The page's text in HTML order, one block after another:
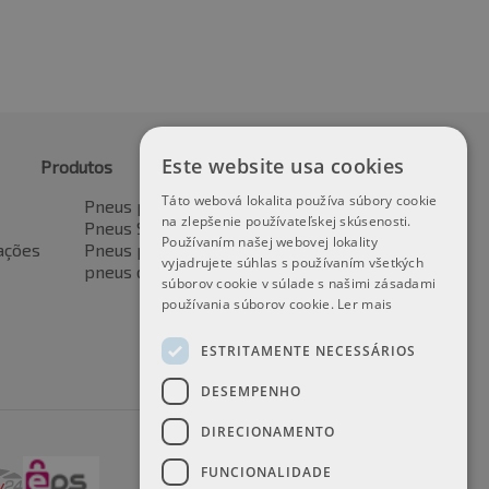
Produtos
Pneus para automóveis
Pneus SUV / 4x4
Pneus para veículos de transporte
pneus de motocicleta
Este website usa cookies
Táto webová lokalita používa súbory cookie
na zlepšenie používateľskej skúsenosti.
Používaním našej webovej lokality
vyjadrujete súhlas s používaním všetkých
súborov cookie v súlade s našimi zásadami
používania súborov cookie. Ler mais
ESTRITAMENTE NECESSÁRIOS
DESEMPENHO
DIRECIONAMENTO
FUNCIONALIDADE